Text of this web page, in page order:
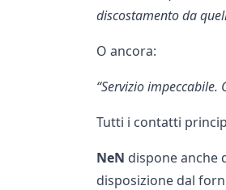
discostamento da
O ancora:
“Servizio
Tutti i contatti
NeN dispone anche
disposizione dal